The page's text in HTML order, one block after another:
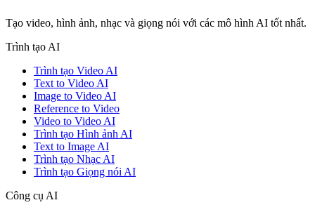
Tạo video, hình ảnh, nhạc và giọng nói với các mô hình AI tốt nhất.
Trình tạo AI
Trình tạo Video AI
Text to Video AI
Image to Video AI
Reference to Video
Video to Video AI
Trình tạo Hình ảnh AI
Text to Image AI
Trình tạo Nhạc AI
Trình tạo Giọng nói AI
Công cụ AI